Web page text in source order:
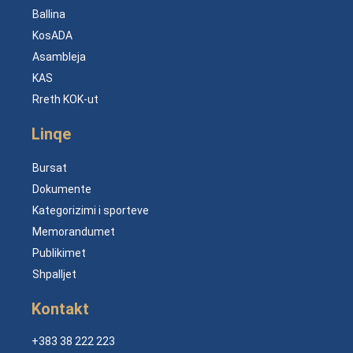
Ballina
KosADA
Asambleja
KAS
Rreth KOK-ut
Linqe
Bursat
Dokumente
Kategorizimi i sporteve
Memorandumet
Publikimet
Shpalljet
Kontakt
+383 38 222 223